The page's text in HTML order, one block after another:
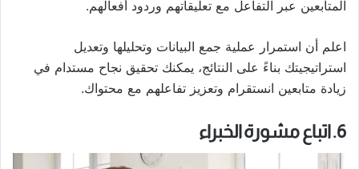
المتابعين عبر التفاعل مع تعليقاتهم وردود أفعالهم.
اعلم أن استمرار عملية جمع البيانات وتحليلها وتعديل
استراتيجيتك بناءً على النتائج، يمكنك تحقيق نجاح مستدام في
زيادة متابعين انستقرام وتعزيز تفاعلهم مع محتواك.
6. اتباع مشورة الخبراء